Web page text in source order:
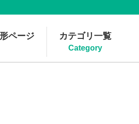
ページ カテゴリ一覧
Category